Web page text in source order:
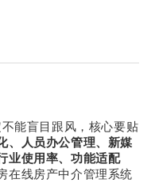
不能盲目跟风，核心要贴
、人员办公管理、新媒
业使用率、功能适配
在线房产中介管理系统